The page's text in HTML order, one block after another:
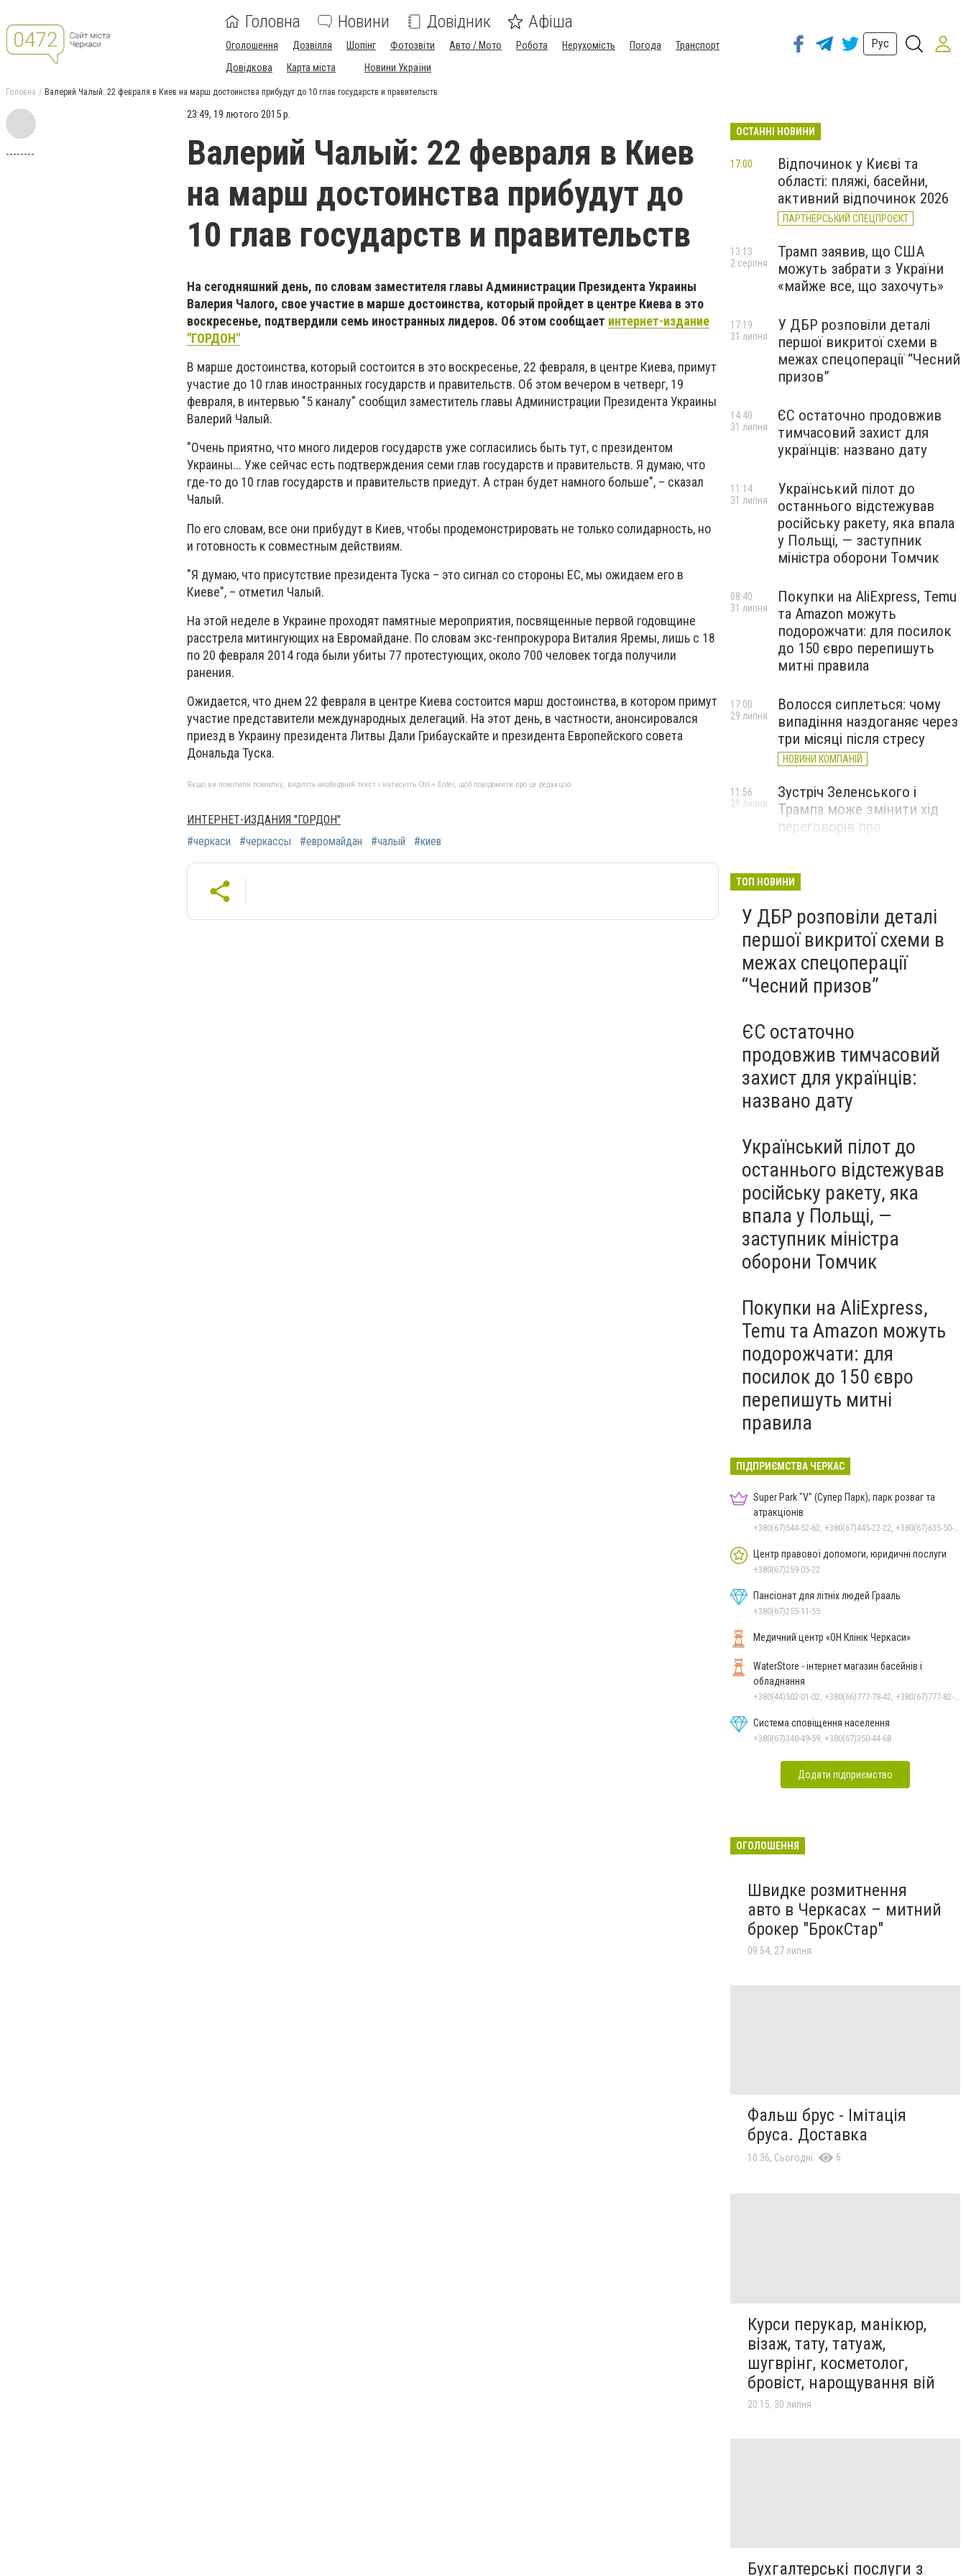
Головна Новини Довідник Афіша
Оголошення Дозвілля Шопінг Фотозвіти Авто / Мото Робота Нерухомість Погода
Транспорт
Довідкова
Карта міста Новини України
Рус
Головна Валерий Чалый: 22 февраля в Киев на марш достоинства прибудут до 10 глав государств и правительств
--------
23:49, 19 лютого 2015 р.
Валерий Чалый: 22 февраля в Киев
на марш достоинства прибудут до
10 глав государств и правительств
На сегодняшний день, по словам заместителя главы Администрации Президента Украины
Валерия Чалого, свое участие в марше достоинства, который пройдет в центре Киева в это
воскресенье, подтвердили семь иностранных лидеров. Об этом сообщает интернет-издание
"ГОРДОН"
В марше достоинства, который состоится в это воскресенье, 22 февраля, в центре Киева, примут
участие до 10 глав иностранных государств и правительств. Об этом вечером в четверг, 19
февраля, в интервью "5 каналу" сообщил заместитель главы Администрации Президента Украины
Валерий Чалый.
"Очень приятно, что много лидеров государств уже согласились быть тут, с президентом
Украины... Уже сейчас есть подтверждения семи глав государств и правительств. Я думаю, что
где-то до 10 глав государств и правительств приедут. А стран будет намного больше", – сказал
Чалый.
По его словам, все они прибудут в Киев, чтобы продемонстрировать не только солидарность, но
и готовность к совместным действиям.
"Я думаю, что присутствие президента Туска – это сигнал со стороны ЕС, мы ожидаем его в
Киеве", – отметил Чалый.
На этой неделе в Украине проходят памятные мероприятия, посвященные первой годовщине
расстрела митингующих на Евромайдане. По словам экс-генпрокурора Виталия Яремы, лишь с 18
по 20 февраля 2014 года были убиты 77 протестующих, около 700 человек тогда получили
ранения.
Ожидается, что днем 22 февраля в центре Киева состоится марш достоинства, в котором примут
участие представители международных делегаций. На этот день, в частности, анонсировался
приезд в Украину президента Литвы Дали Грибаускайте и президента Европейского совета
Дональда Туска.
Якщо ви помітили помилку, виділіть необхідний текст і натисніть Ctrl + Enter, щоб повідомити про це редакцію
ИНТЕРНЕТ-ИЗДАНИЯ "ГОРДОН"
#черкаси
#черкассы #евромайдан #чалый #киев
ОСТАННІ НОВИНИ
Відпочинок у Києві та
області: пляжі, басейни,
активний відпочинок 2026
ПАРТНЕРСЬКИЙ СПЕЦПРОЄКТ
17:00
Трамп заявив, що США
можуть забрати з України
«майже все, що захочуть»
13:13
2 серпня
У ДБР розповіли деталі
першої викритої схеми в
межах спецоперації “Чесний
призов”
17:19
31 липня
ЄС остаточно продовжив
тимчасовий захист для
українців: названо дату
14:40
31 липня
Український пілот до
останнього відстежував
російську ракету, яка впала
у Польщі, — заступник
міністра оборони Томчик
11:14
31 липня
Покупки на AliExpress, Temu
та Amazon можуть
подорожчати: для посилок
до 150 євро перепишуть
митні правила
08:40
31 липня
Волосся сиплеться: чому
випадіння наздоганяє через
три місяці після стресу
НОВИНИ КОМПАНІЙ
17:00
29 липня
Зустріч Зеленського і
Трампа може змінити хід
переговорів про
11:56
29 липня
ТОП НОВИНИ
У ДБР розповіли деталі
першої викритої схеми в
межах спецоперації
“Чесний призов”
ЄС остаточно
продовжив тимчасовий
захист для українців:
названо дату
Український пілот до
останнього відстежував
російську ракету, яка
впала у Польщі, —
заступник міністра
оборони Томчик
Покупки на AliExpress,
Temu та Amazon можуть
подорожчати: для
посилок до 150 євро
перепишуть митні
правила
ПІДПРИЄМСТВА ЧЕРКАС
Super Park "V" (Супер Парк), парк розваг та
атракціонів
+380(67)544-52-62, +380(67)445-22-22, +380(67)635-50-50
Центр правової допомоги, юридичні послуги
+380(67)259-05-22
Пансіонат для літніх людей Грааль
+380(67)255-11-55
Медичний центр «ОН Клінік Черкаси»
WaterStore - інтернет магазин басейнів і
обладнання
+380(44)502-01-02, +380(66)777-78-42, +380(67)777-82-19, +380(67)890-80-80, +380(73)890-80-80, +380(44)502-01-03
Система сповіщення населення
+380(67)340-49-59, +380(67)350-44-68
Додати підприємство
ОГОЛОШЕННЯ
Швидке розмитнення
авто в Черкасах – митний
брокер "БрокСтар"
09:54, 27 липня
Фальш брус - Імітація
бруса. Доставка
10:36, Сьогодні 6
Курси перукар, манікюр,
візаж, тату, татуаж,
шугврінг, косметолог,
бровіст, нарощування вій
20:15, 30 липня
Бухгалтерські послуги з